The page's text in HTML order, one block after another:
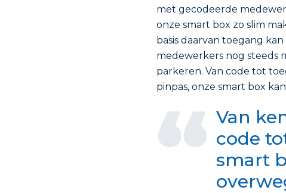
met gecodeerde
onze smart box zo slim
basis daarvan toegang
medewerkers nog steeds
parkeren. Van code tot
pinpas, onze smart box
Van
code
smart